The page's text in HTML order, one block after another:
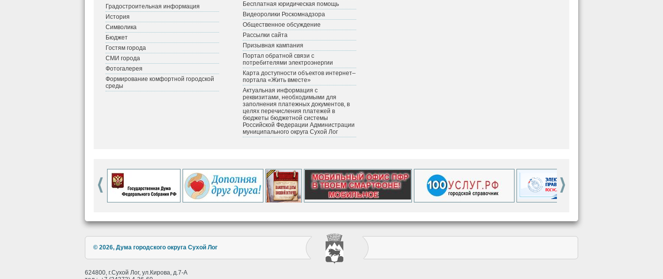
Градостроительная информация
История
Символика
Бюджет
Гостям города
СМИ города
Фотогалерея
Формирование комфортной городской
среды
Бесплатная юридическая помощь
Видеоролики Роскомнадзора
Общественное обсуждение
Рассылки сайта
Призывная кампания
Портал обратной связи с
потребителями электроэнергии
Карта доступности объектов интернет–
портала «Жить вместе»
Актуальная информация с
реквизитами, необходимыми для
заполнения платежных документов, в
целях перечисления платежей в
бюджеты бюджетной системы
Российской Федерации Администрации
муниципального округа Сухой Лог
© 2026, Дума городского округа Сухой Лог
624800, г.Сухой Лог, ул.Кирова, д.7-А